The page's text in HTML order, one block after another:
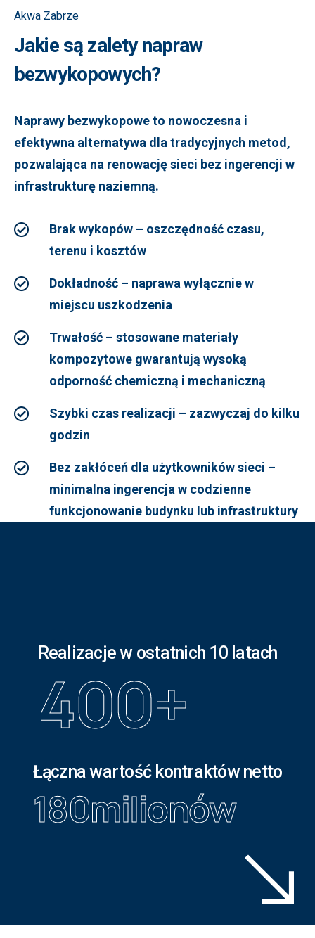
Akwa Zabrze
Jakie są zalety napraw
bezwykopowych?
Naprawy bezwykopowe to nowoczesna i
efektywna alternatywa dla tradycyjnych metod,
pozwalająca na renowację sieci bez ingerencji w
infrastrukturę naziemną.
Brak wykopów – oszczędność czasu,
terenu i kosztów
Dokładność – naprawa wyłącznie w
miejscu uszkodzenia
Trwałość – stosowane materiały
kompozytowe gwarantują wysoką
odporność chemiczną i mechaniczną
Szybki czas realizacji – zazwyczaj do kilku
godzin
Bez zakłóceń dla użytkowników sieci –
minimalna ingerencja w codzienne
funkcjonowanie budynku lub infrastruktury
Realizacje w ostatnich 10 latach
400+
Łączna wartość kontraktów netto
180milionów